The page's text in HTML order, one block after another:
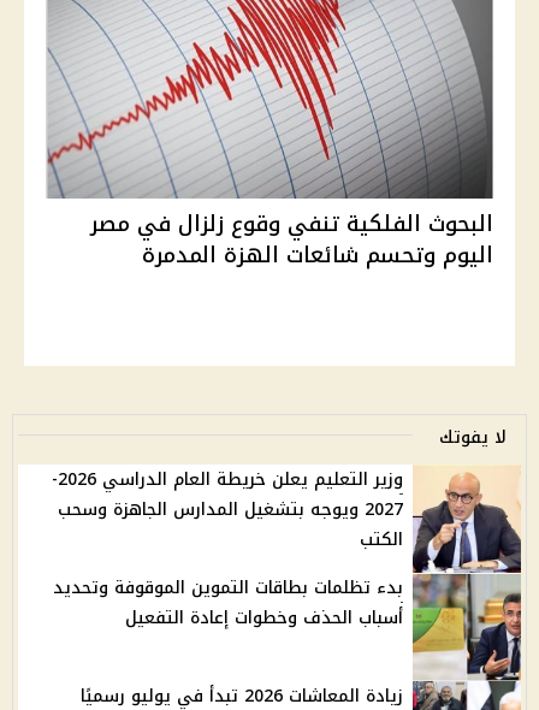
البحوث الفلكية تنفي وقوع زلزال في مصر
اليوم وتحسم شائعات الهزة المدمرة
لا يفوتك
وزير التعليم يعلن خريطة العام الدراسي 2026-
2027 ويوجه بتشغيل المدارس الجاهزة وسحب
الكتب
بدء تظلمات بطاقات التموين الموقوفة وتحديد
أسباب الحذف وخطوات إعادة التفعيل
زيادة المعاشات 2026 تبدأ في يوليو رسميًا